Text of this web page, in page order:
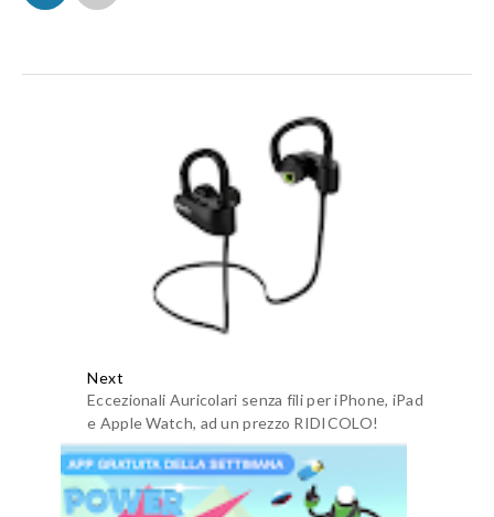
Next
Eccezionali Auricolari senza fili per iPhone, iPad
e Apple Watch, ad un prezzo RIDICOLO!